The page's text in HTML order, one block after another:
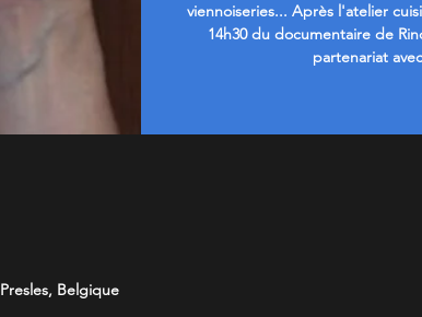
viennoiseries... Après l'atelier
14h30 du documentaire de
partenariat
Belgique